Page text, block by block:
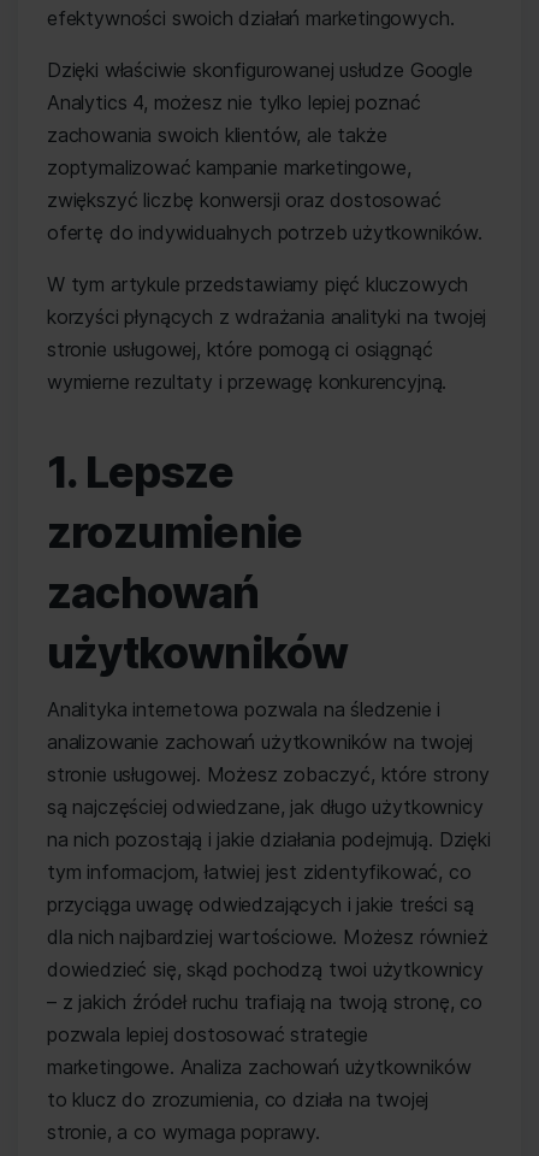
efektywności swoich działań marketingowych.
Dzięki właściwie skonfigurowanej usłudze Google
Analytics 4, możesz nie tylko lepiej poznać
zachowania swoich klientów, ale także
zoptymalizować kampanie marketingowe,
zwiększyć liczbę konwersji oraz dostosować
ofertę do indywidualnych potrzeb użytkowników.
W tym artykule przedstawiamy pięć kluczowych
korzyści płynących z wdrażania analityki na twojej
stronie usługowej, które pomogą ci osiągnąć
wymierne rezultaty i przewagę konkurencyjną.
1. Lepsze
zrozumienie
zachowań
użytkowników
Analityka internetowa pozwala na śledzenie i
analizowanie zachowań użytkowników na twojej
stronie usługowej. Możesz zobaczyć, które strony
są najczęściej odwiedzane, jak długo użytkownicy
na nich pozostają i jakie działania podejmują. Dzięki
tym informacjom, łatwiej jest zidentyfikować, co
przyciąga uwagę odwiedzających i jakie treści są
dla nich najbardziej wartościowe. Możesz również
dowiedzieć się, skąd pochodzą twoi użytkownicy
– z jakich źródeł ruchu trafiają na twoją stronę, co
pozwala lepiej dostosować strategie
marketingowe. Analiza zachowań użytkowników
to klucz do zrozumienia, co działa na twojej
stronie, a co wymaga poprawy.